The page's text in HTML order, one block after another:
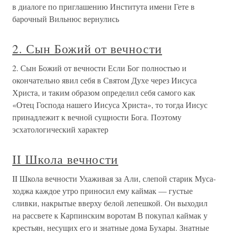
в диалоге по приглашению Института имени Гете в
барочный Вильнюс вернулись
2. Сын Божий от вечности
2. Сын Божий от вечности Если Бог полностью и
окончательно явил себя в Святом Духе через Иисуса
Христа, и таким образом определил себя самого как
«Отец Господа нашего Иисуса Христа», то тогда Иисус
принадлежит к вечной сущности Бога. Поэтому
эсхатологический характер
II Школа вечности
II Школа вечности Ухаживая за Али, слепой старик Муса-
ходжа каждое утро приносил ему каймак — густые
сливки, накрытые вверху белой лепешкой. Он выходил
на рассвете к Карпинским воротам В покупал каймак у
крестьян, несущих его и знатные дома Бухары. Знатные